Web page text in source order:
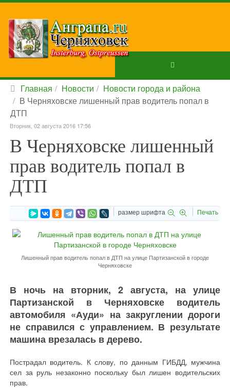
Главная Новости
Новости города и района
В Черняховске лишенный прав водитель попал в
ДТП
Вторник, 02 августа 2016 17:56
В Черняховске лишенный
прав водитель попал в
ДТП
размер шрифта Печать
Лишенный прав водитель попал в ДТП на улице Партизанской в городе
Черняховске
В ночь на вторник, 2 августа, на улице
Партизанской в Черняховске водитель
автомобиля «Ауди» на закруглении дороги
не справился с управлением. В результате
машина врезалась в дерево.
Пострадал водитель. К слову, по данным ГИБДД, мужчина
сел за руль незаконно поскольку был лишен водительских
прав.